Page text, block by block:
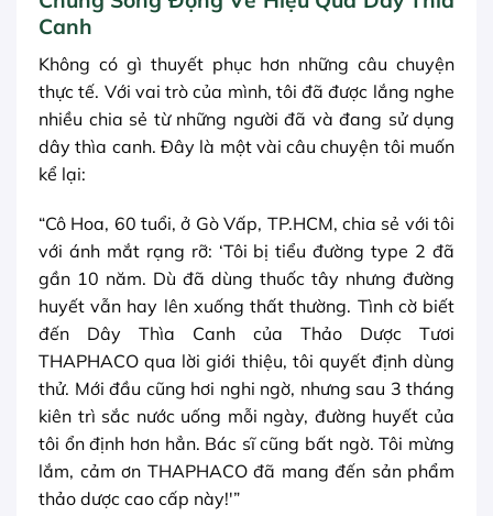
Canh
Không có gì thuyết phục hơn những câu chuyện
thực tế. Với vai trò của mình, tôi đã được lắng nghe
nhiều chia sẻ từ những người đã và đang sử dụng
dây thìa canh. Đây là một vài câu chuyện tôi muốn
kể lại:
“Cô Hoa, 60 tuổi, ở Gò Vấp, TP.HCM, chia sẻ với tôi
với ánh mắt rạng rỡ: ‘Tôi bị tiểu đường type 2 đã
gần 10 năm. Dù đã dùng thuốc tây nhưng đường
huyết vẫn hay lên xuống thất thường. Tình cờ biết
đến Dây Thìa Canh của Thảo Dược Tươi
THAPHACO qua lời giới thiệu, tôi quyết định dùng
thử. Mới đầu cũng hơi nghi ngờ, nhưng sau 3 tháng
kiên trì sắc nước uống mỗi ngày, đường huyết của
tôi ổn định hơn hẳn. Bác sĩ cũng bất ngờ. Tôi mừng
lắm, cảm ơn THAPHACO đã mang đến sản phẩm
thảo dược cao cấp này!'”